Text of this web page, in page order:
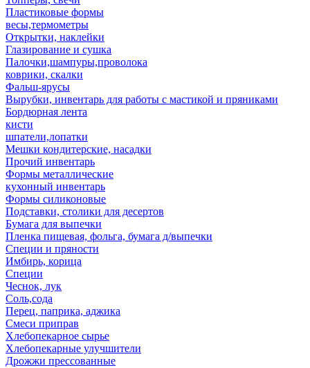
Пластиковые формы
весы,термометры
Открытки, наклейки
Глазирование и сушка
Палочки,шампуры,проволока
коврики, скалки
Фальш-ярусы
Вырубки, инвентарь для работы с мастикой и пряниками
Бордюрная лента
кисти
шпатели,лопатки
Мешки кондитерские, насадки
Прочий инвентарь
Формы металлические
кухонный инвентарь
Формы силиконовые
Подставки, столики для десертов
Бумага для выпечки
Пленка пищевая, фольга, бумага д/выпечки
Специи и пряности
Имбирь, корица
Специи
Чеснок, лук
Соль,сода
Перец, паприка, аджика
Смеси приправ
Хлебопекарное сырье
Хлебопекарные улучшители
Дрожжи прессованные